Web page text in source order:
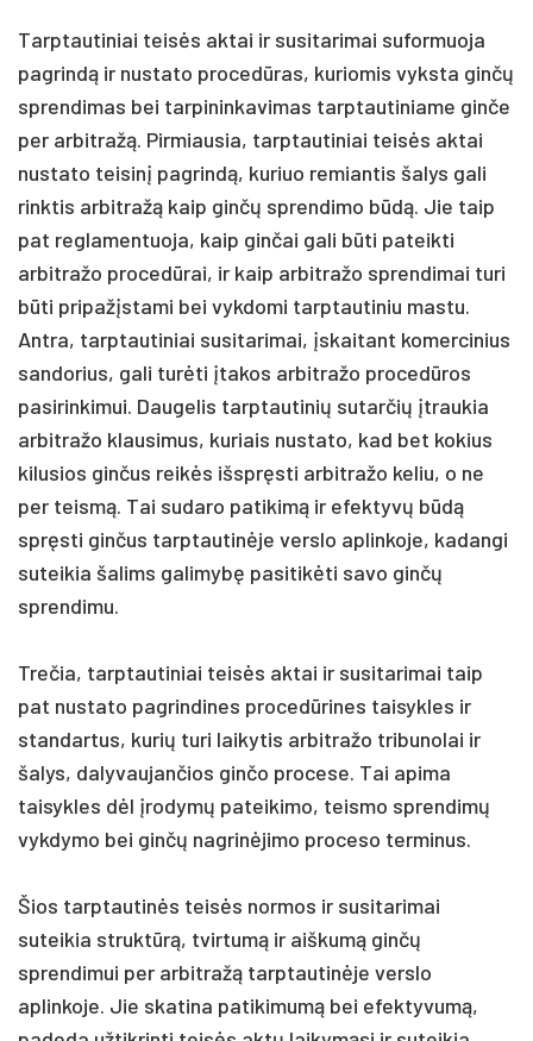
Tarptautiniai teisės aktai ir susitarimai suformuoja
pagrindą ir nustato procedūras, kuriomis vyksta ginčų
sprendimas bei tarpininkavimas tarptautiniame ginče
per arbitražą. Pirmiausia, tarptautiniai teisės aktai
nustato teisinį pagrindą, kuriuo remiantis šalys gali
rinktis arbitražą kaip ginčų sprendimo būdą. Jie taip
pat reglamentuoja, kaip ginčai gali būti pateikti
arbitražo procedūrai, ir kaip arbitražo sprendimai turi
būti pripažįstami bei vykdomi tarptautiniu mastu.
Antra, tarptautiniai susitarimai, įskaitant komercinius
sandorius, gali turėti įtakos arbitražo procedūros
pasirinkimui. Daugelis tarptautinių sutarčių įtraukia
arbitražo klausimus, kuriais nustato, kad bet kokius
kilusios ginčus reikės išspręsti arbitražo keliu, o ne
per teismą. Tai sudaro patikimą ir efektyvų būdą
spręsti ginčus tarptautinėje verslo aplinkoje, kadangi
suteikia šalims galimybę pasitikėti savo ginčų
sprendimu.
Trečia, tarptautiniai teisės aktai ir susitarimai taip
pat nustato pagrindines procedūrines taisykles ir
standartus, kurių turi laikytis arbitražo tribunolai ir
šalys, dalyvaujančios ginčo procese. Tai apima
taisykles dėl įrodymų pateikimo, teismo sprendimų
vykdymo bei ginčų nagrinėjimo proceso terminus.
Šios tarptautinės teisės normos ir susitarimai
suteikia struktūrą, tvirtumą ir aiškumą ginčų
sprendimui per arbitražą tarptautinėje verslo
aplinkoje. Jie skatina patikimumą bei efektyvumą,